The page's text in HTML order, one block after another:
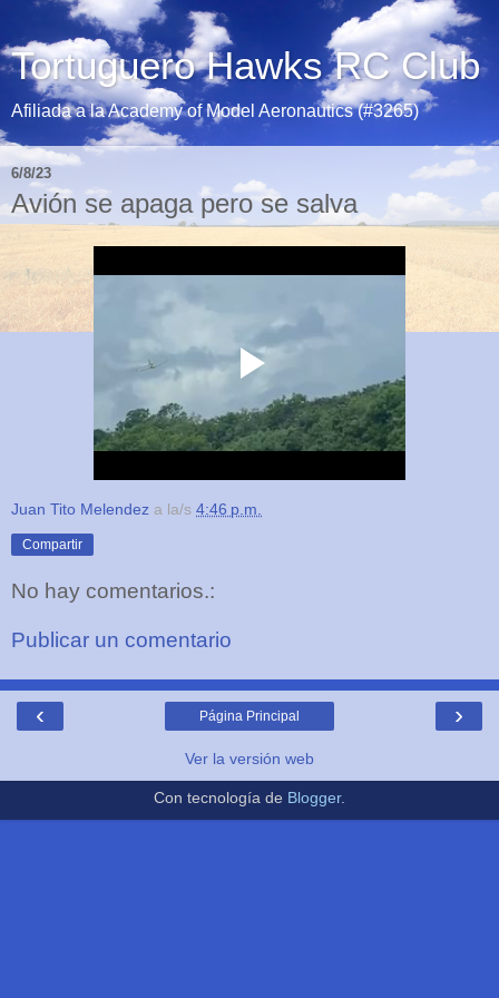
Tortuguero Hawks RC Club
Afiliada a la Academy of Model Aeronautics (#3265)
6/8/23
Avión se apaga pero se salva
Juan Tito Melendez a la/s 4:46 p.m.
Compartir
No hay comentarios.:
Publicar un comentario
‹ ›
Página Principal
Ver la versión web
Con tecnología de Blogger.